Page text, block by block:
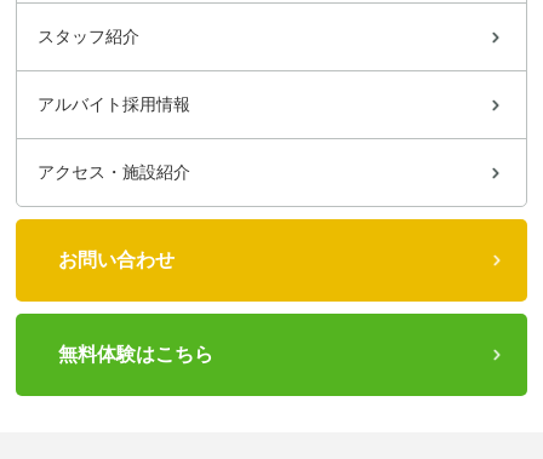
スタッフ紹介
アルバイト採用情報
アクセス・施設紹介
お問い合わせ
無料体験はこちら